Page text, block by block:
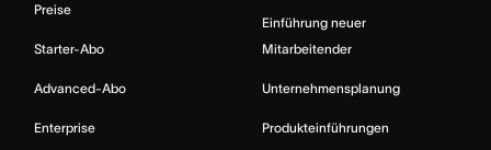
Preise
Starter-Abo
Advanced-Abo
Enterprise
Einführung neuer
Mitarbeitender
Unternehmensplanung
Produkteinführungen